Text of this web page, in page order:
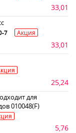
33,01
7 Акция
33,01
25,24
для
010048(F)
5,76